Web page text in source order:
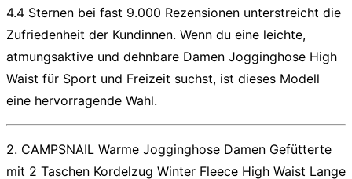
4.4 Sternen bei fast 9.000 Rezensionen unterstreicht die
Zufriedenheit der Kundinnen. Wenn du eine leichte,
atmungsaktive und dehnbare Damen Jogginghose High
Waist für Sport und Freizeit suchst, ist dieses Modell
eine hervorragende Wahl.
2. CAMPSNAIL Warme Jogginghose Damen Gefütterte
mit 2 Taschen Kordelzug Winter Fleece High Waist Lange